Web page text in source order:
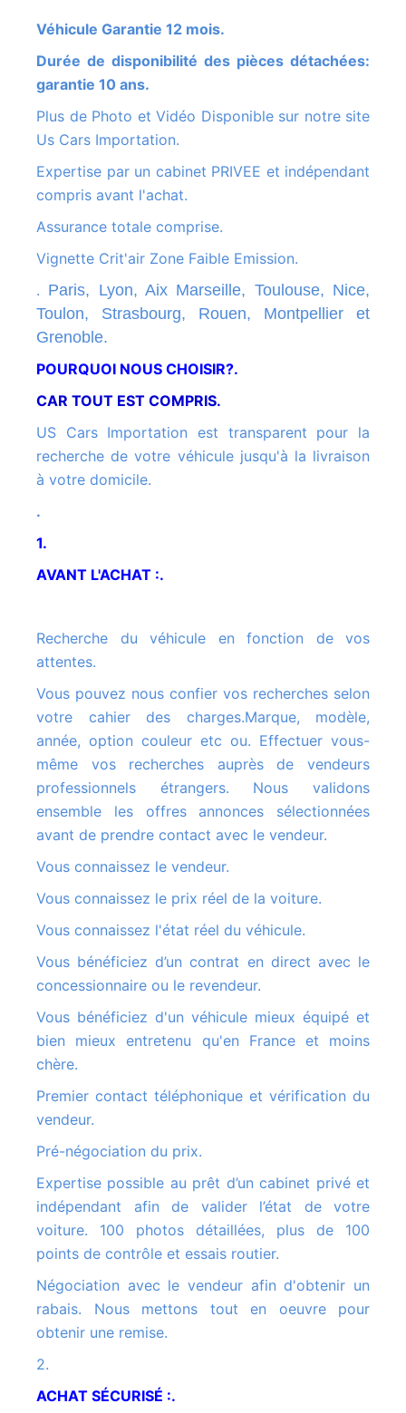
Véhicule Garantie 12 mois.
Durée de disponibilité des pièces détachées:
garantie 10 ans.
Plus de Photo et Vidéo Disponible sur notre site
Us Cars Importation.
Expertise par un cabinet PRIVEE et indépendant
compris avant l'achat.
Assurance totale comprise.
Vignette Crit'air Zone Faible Emission.
. Paris, Lyon, Aix Marseille, Toulouse, Nice,
Toulon, Strasbourg, Rouen, Montpellier et
Grenoble.
POURQUOI NOUS CHOISIR?.
CAR TOUT EST COMPRIS.
US Cars Importation est transparent pour la
recherche de votre véhicule jusqu'à la livraison
à votre domicile.
.
1.
AVANT L'ACHAT :.
Recherche du véhicule en fonction de vos
attentes.
Vous pouvez nous confier vos recherches selon
votre cahier des charges.Marque, modèle,
année, option couleur etc ou. Effectuer vous-
même vos recherches auprès de vendeurs
professionnels étrangers. Nous validons
ensemble les offres annonces sélectionnées
avant de prendre contact avec le vendeur.
Vous connaissez le vendeur.
Vous connaissez le prix réel de la voiture.
Vous connaissez l'état réel du véhicule.
Vous bénéficiez d’un contrat en direct avec le
concessionnaire ou le revendeur.
Vous bénéficiez d'un véhicule mieux équipé et
bien mieux entretenu qu'en France et moins
chère.
Premier contact téléphonique et vérification du
vendeur.
Pré-négociation du prix.
Expertise possible au prêt d’un cabinet privé et
indépendant afin de valider l’état de votre
voiture. 100 photos détaillées, plus de 100
points de contrôle et essais routier.
Négociation avec le vendeur afin d'obtenir un
rabais. Nous mettons tout en oeuvre pour
obtenir une remise.
2.
ACHAT SÉCURISÉ :.